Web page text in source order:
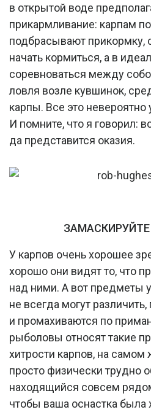
в открытой воде
прикармливание: карпам
подбрасывают прикормку,
начать кормиться, а в
соревноваться между
ловля возле кувшинок,
карпы. Все это невероятно
И помните, что я говорил:
да представится оказия.
У карпов очень хорошее
хорошо они видят то, что
над ними. А вот предметы
не всегда могут
и промахиваются по
рыболовы относят такие
хитрости карпов, на
просто физически трудно
находящийся совсем
чтобы ваша оснастка была